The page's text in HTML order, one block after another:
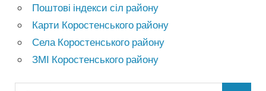
Поштові індекси сіл району
Карти Коростенського району
Села Коростенського району
ЗМІ Коростенського району